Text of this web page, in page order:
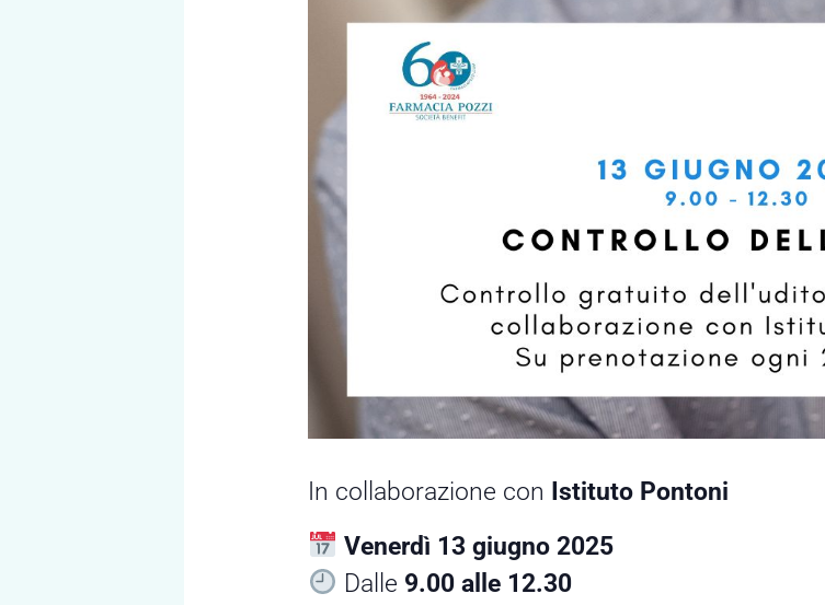
In collaborazione con Istituto Pontoni
Venerdì 13 giugno 2025
Dalle 9.00 alle 12.30